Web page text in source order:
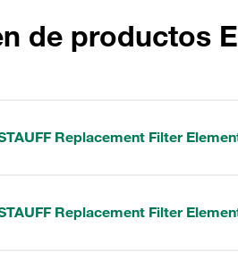
de productos
Replacement Filter
Replacement Filter